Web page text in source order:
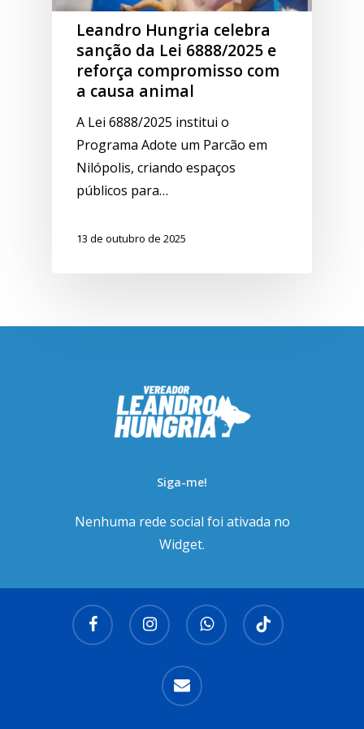
Leandro Hungria celebra
sanção da Lei 6888/2025 e
reforça compromisso com
a causa animal
A Lei 6888/2025 institui o
Programa Adote um Parcão em
Nilópolis, criando espaços
públicos para…
13 de outubro de 2025
Siga-me!
Nenhuma rede social foi ativada no
Widget.
facebook instagram whatsapp tiktok
email